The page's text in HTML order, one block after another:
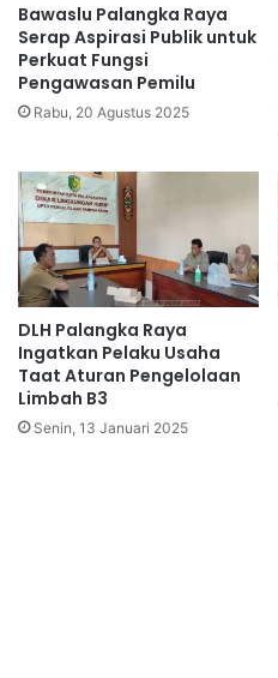
Bawaslu Palangka Raya
Serap Aspirasi Publik untuk
Perkuat Fungsi
Pengawasan Pemilu
Rabu, 20 Agustus 2025
DLH Palangka Raya
Ingatkan Pelaku Usaha
Taat Aturan Pengelolaan
Limbah B3
Senin, 13 Januari 2025